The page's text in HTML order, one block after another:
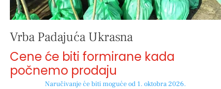
Vrba Padajuća Ukrasna
Cene će biti formirane kada
počnemo prodaju
Naručivanje će biti moguće od 1. oktobra 2026.